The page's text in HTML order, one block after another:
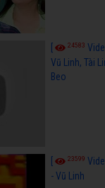
24583
Vũ Linh, Tài
Beo
23599
- Vũ Linh